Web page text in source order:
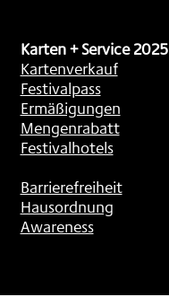
Karten + Service 2025
Kartenverkauf
Festivalpass
Ermäßigungen
Mengenrabatt
Festivalhotels
Barrierefreiheit
Hausordnung
Awareness